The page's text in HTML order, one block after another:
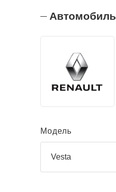
Автомобиль
Модель